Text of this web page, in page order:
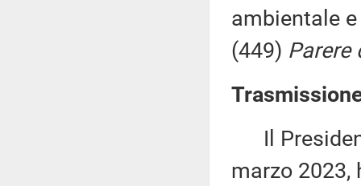
ambientale
(449) Parere
Il
marzo 2023,